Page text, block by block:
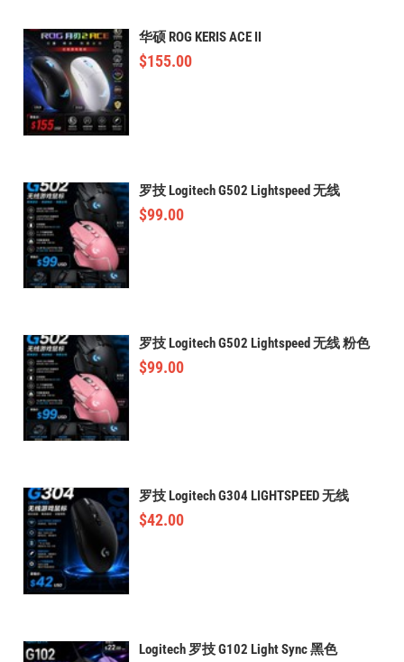
华硕 ROG KERIS ACE II
$155.00
罗技 Logitech G502 Lightspeed 无线
$99.00
罗技 Logitech G502 Lightspeed 无线 粉色
$99.00
罗技 Logitech G304 LIGHTSPEED 无线
$42.00
Logitech 罗技 G102 Light Sync 黑色